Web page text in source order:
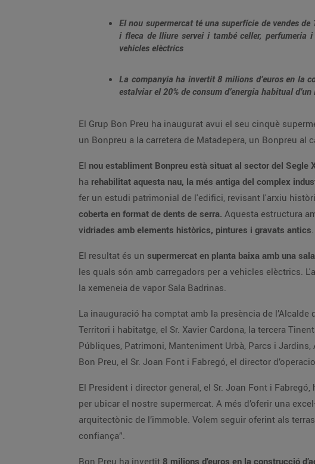
El nou supermercat té una superfície de vendes
i fleca de lliure servei i també celler, perfumeria
vehicles elèctrics
La companyia ha invertit 8 milions d’euros en la
estalviar el 20% de consum d’energia habitual
El Grup Bon Preu ha inaugurat avui el seu cinquè
un Bonpreu a la carretera de Matadepera, un Bonpreu
El nou establiment Bonpreu està situat al sector del Segle
ha rehabilitat aquesta nau, la més antiga del complex
fer un estudi patrimonial de l'edifici, revisant l'arxiu
coberta en format de dents de serra. Aquesta estructura
vidriades amb elements històrics, pintures i gravats antics.
El resultat és un supermercat en planta baixa amb una
les quals són amb carregadors per a vehicles elèctrics.
la xemeneia de vapor Sala Badrinas.
La inauguració ha comptat amb la presència de
Territori i habitatge, el Sr. Xavier Cardona, la tercera
Públiques, Patrimoni, Manteniment Urbà, Parcs i
Bon Preu, el Sr. Joan Font i Fabregó, el director
El President i director general, el Sr. Joan Font i
per ubicar el nostre supermercat. A més d’oferir una
arquitectònic de l’immoble. Volem seguir oferint als
confiança”.
Bon Preu ha invertit 8 milions d’euros en la construcció